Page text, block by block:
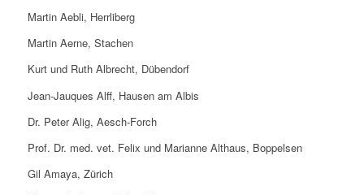
Martin Aebli, Herrliberg
Martin Aerne, Stachen
Kurt und Ruth Albrecht, Dübendorf
Jean-Jauques Alff, Hausen am Albis
Dr. Peter Alig, Aesch-Forch
Prof. Dr. med. vet. Felix und Marianne Althaus, Boppelsen
Gil Amaya, Zürich